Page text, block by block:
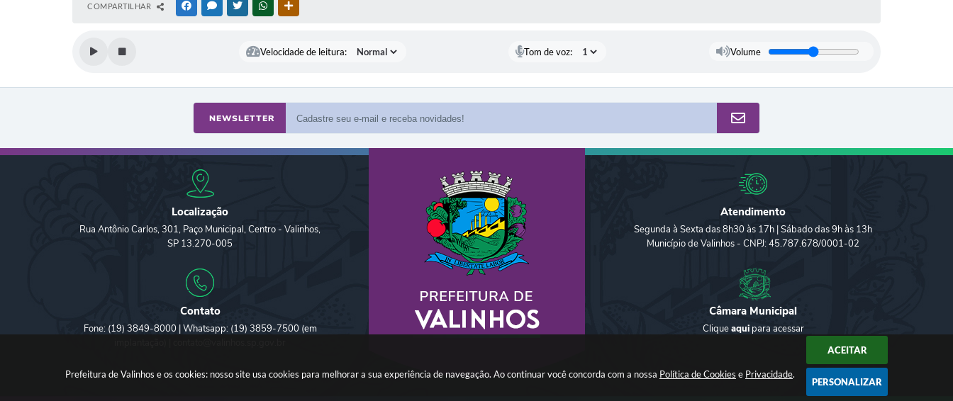
Prefeitura de Valinhos e os cookies: nosso site usa cookies para melhorar a sua experiência de navegação. Ao continuar você concorda com a nossa Política de Cookies e Privacidade.
ACEITAR
PERSONALIZAR
COMPARTILHAR FACEBOOKMESSENGER
TWITTERWHATSAPP
Velocidade de leitura: Tom de voz: Volume
NEWSLETTER
Localização
Rua Antônio Carlos, 301, Paço Municipal, Centro - Valinhos,
SP 13.270-005
Contato
Fone: (19) 3849-8000 | Whatsapp: (19) 3859-7500 (em
Atendimento
Segunda à Sexta das 8h30 às 17h | Sábado das 9h às 13h
Município de Valinhos - CNPJ: 45.787.678/0001-02
Câmara Municipal
Cliqueaquipara acessar